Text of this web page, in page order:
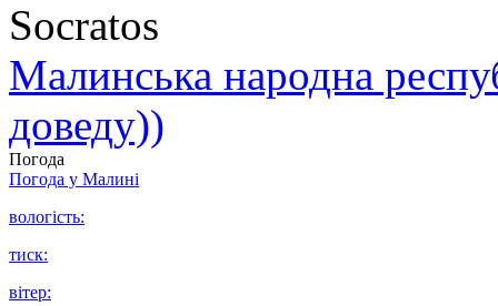
Socratos
Малинська народна
доведу))
Погода
Погода у Малині
вологість:
тиск:
вітер: